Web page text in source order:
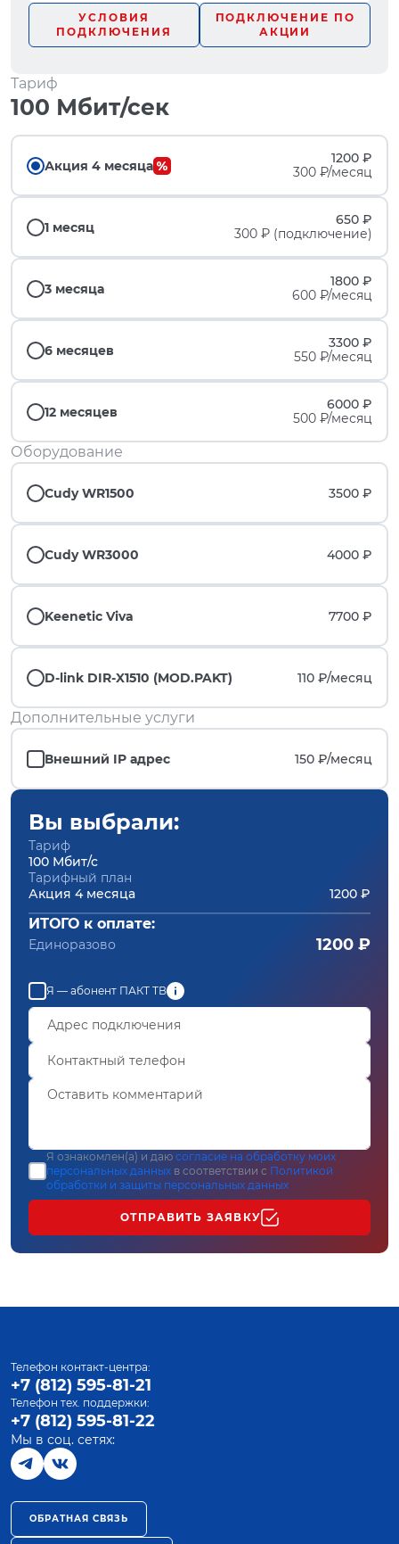
УСЛОВИЯ
ПОДКЛЮЧЕНИЯ
ПОДКЛЮЧЕНИЕ ПО
АКЦИИ
Тариф
100 Мбит/сек
Акция 4 месяца
1200 ₽
300 ₽/месяц
1 месяц
650 ₽
300 ₽ (подключение)
3 месяца
1800 ₽
600 ₽/месяц
6 месяцев
3300 ₽
550 ₽/месяц
12 месяцев
6000 ₽
500 ₽/месяц
Оборудование
Cudy WR1500 3500 ₽
Cudy WR3000 4000 ₽
Keenetic Viva 7700 ₽
D-link DIR-X1510 (MOD.PAKT) 110 ₽/месяц
Дополнительные услуги
Внешний IP адрес 150 ₽/месяц
Вы выбрали:
Тариф
100 Мбит/с
Тарифный план
Акция 4 месяца
1200 ₽
ИТОГО к оплате:
Единоразово 1200 ₽
Я — абонент ПАКТ ТВ
Я ознакомлен(а) и даю согласие на обработку моих
персональных данных в соответствии с Политикой
обработки и защиты персональных данных
ОТПРАВИТЬ ЗАЯВКУ
Телефон контакт-центра:
+7 (812) 595-81-21
Телефон тех. поддержки:
+7 (812) 595-81-22
Мы в соц. сетях:
ОБРАТНАЯ СВЯЗЬ